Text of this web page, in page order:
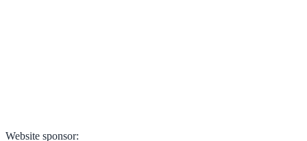
Website sponsor: